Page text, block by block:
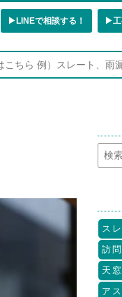
▶︎LINEで相談する！ ▶︎工
ス
訪
天
ア